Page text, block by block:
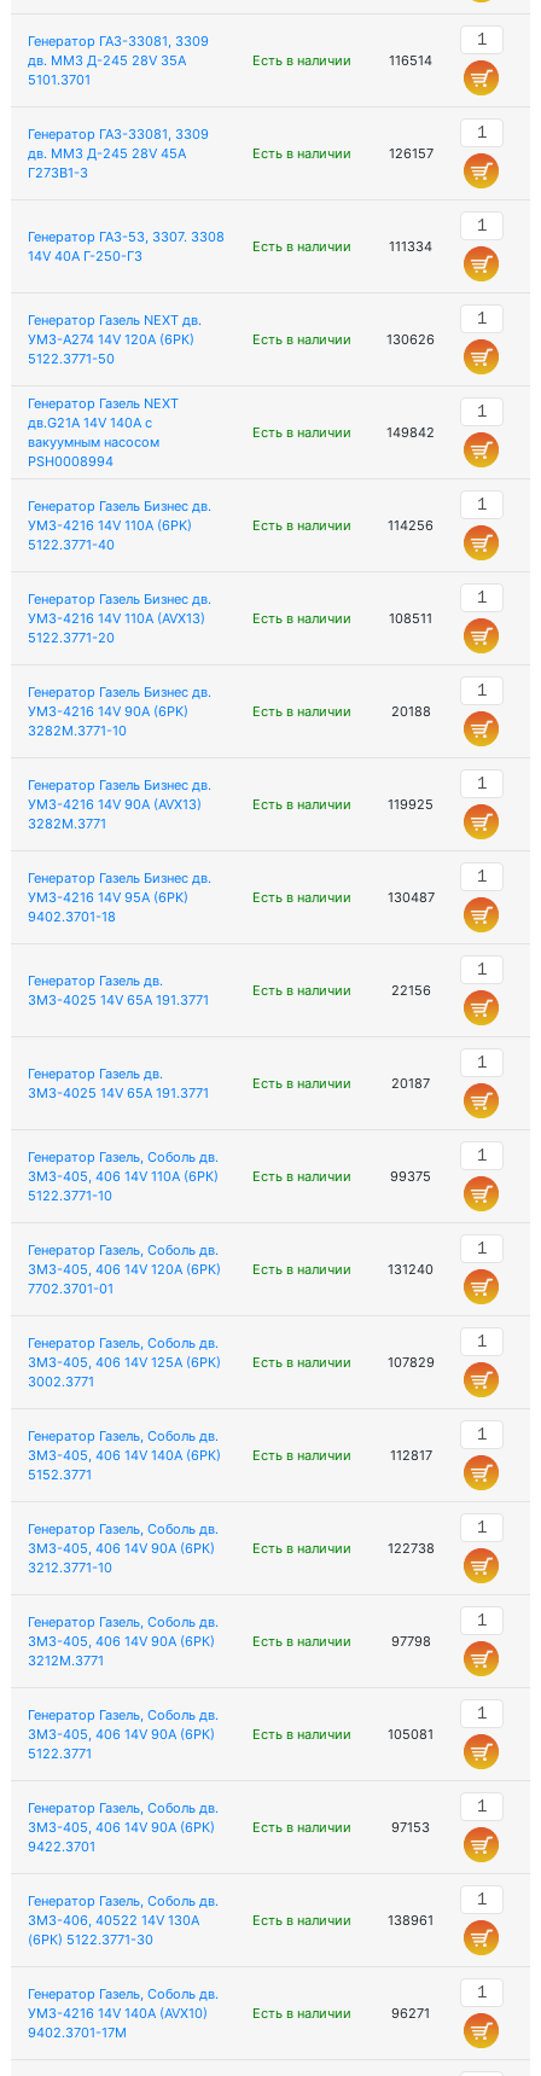
Генератор ГАЗ-33081, 3309
дв. ММЗ Д-245 28V 35A
5101.3701
Есть в наличии 116514
Генератор ГАЗ-33081, 3309
дв. ММЗ Д-245 28V 45A
Г273В1-3
Есть в наличии 126157
Генератор ГАЗ-53, 3307. 3308
14V 40А Г-250-Г3
Есть в наличии 111334
Генератор Газель NEXT дв.
УМЗ-А274 14V 120А (6РК)
5122.3771-50
Есть в наличии 130626
Генератор Газель NEXT
дв.G21A 14V 140A с
вакуумным насосом
PSH0008994
Есть в наличии 149842
Генератор Газель Бизнес дв.
УМЗ-4216 14V 110А (6PK)
5122.3771-40
Есть в наличии 114256
Генератор Газель Бизнес дв.
УМЗ-4216 14V 110А (AVX13)
5122.3771-20
Есть в наличии 108511
Генератор Газель Бизнес дв.
УМЗ-4216 14V 90А (6PK)
3282М.3771-10
Есть в наличии 20188
Генератор Газель Бизнес дв.
УМЗ-4216 14V 90А (AVX13)
3282М.3771
Есть в наличии 119925
Генератор Газель Бизнес дв.
УМЗ-4216 14V 95А (6PK)
9402.3701-18
Есть в наличии 130487
Генератор Газель дв.
ЗМЗ-4025 14V 65А 191.3771
Есть в наличии 22156
Генератор Газель дв.
ЗМЗ-4025 14V 65А 191.3771
Есть в наличии 20187
Генератор Газель, Соболь дв.
ЗМЗ-405, 406 14V 110А (6РК)
5122.3771-10
Есть в наличии 99375
Генератор Газель, Соболь дв.
ЗМЗ-405, 406 14V 120А (6РК)
7702.3701-01
Есть в наличии 131240
Генератор Газель, Соболь дв.
ЗМЗ-405, 406 14V 125А (6РК)
3002.3771
Есть в наличии 107829
Генератор Газель, Соболь дв.
ЗМЗ-405, 406 14V 140А (6РК)
5152.3771
Есть в наличии 112817
Генератор Газель, Соболь дв.
ЗМЗ-405, 406 14V 90А (6РК)
3212.3771-10
Есть в наличии 122738
Генератор Газель, Соболь дв.
ЗМЗ-405, 406 14V 90А (6РК)
3212М.3771
Есть в наличии 97798
Генератор Газель, Соболь дв.
ЗМЗ-405, 406 14V 90А (6РК)
5122.3771
Есть в наличии 105081
Генератор Газель, Соболь дв.
ЗМЗ-405, 406 14V 90А (6РК)
9422.3701
Есть в наличии 97153
Генератор Газель, Соболь дв.
ЗМЗ-406, 40522 14V 130А
(6РК) 5122.3771-30
Есть в наличии 138961
Генератор Газель, Соболь дв.
УМЗ-4216 14V 140А (AVX10)
9402.3701-17М
Есть в наличии 96271